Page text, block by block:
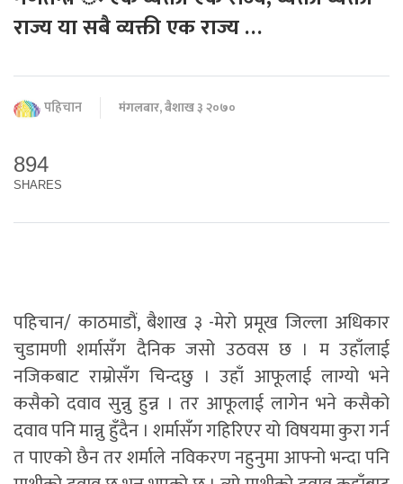
राज्य या सबै व्यक्ती एक राज्य …
पहिचान मंगलबार, बैशाख ३ २०७०
894
SHARES
पहिचान/ काठमाडौं, बैशाख ३ -मेरो प्रमूख जिल्ला अधिकार
चुडामणी शर्मासँग दैनिक जसो उठवस छ । म उहाँलाई
नजिकबाट राम्रोसँग चिन्दछु । उहाँ आफूलाई लाग्यो भने
कसैको दवाव सुन्नु हुन्न । तर आफूलाई लागेन भने कसैको
दवाव पनि मान्नु हुँदैन । शर्मासँग गहिरिएर यो विषयमा कुरा गर्न
त पाएको छैन तर शर्माले नविकरण नहुनुमा आफ्नो भन्दा पनि